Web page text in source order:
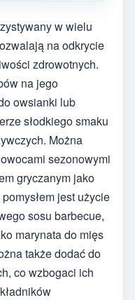
w wielu
na odkrycie
zdrowotnych.
na jego
owsianki lub
słodkiego smaku
Można
sezonowymi
gryczanym jako
jest użycie
sosu barbecue,
marynata do mięs
także dodać do
co wzbogaci ich